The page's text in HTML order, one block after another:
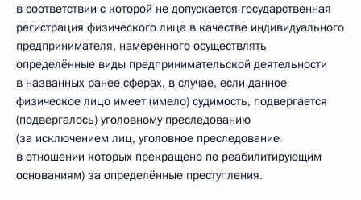
в соответствии с которой не допускается государственная
регистрация физического лица в качестве индивидуального
предпринимателя, намеренного осуществлять
определённые виды предпринимательской деятельности
в названных ранее сферах, в случае, если данное
физическое лицо имеет (имело) судимость, подвергается
(подвергалось) уголовному преследованию
(за исключением лиц, уголовное преследование
в отношении которых прекращено по реабилитирующим
основаниям) за определённые преступления.